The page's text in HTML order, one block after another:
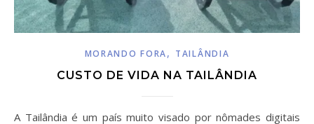
MORANDO FORA, TAILÂNDIA
CUSTO DE VIDA NA TAILÂNDIA
A Tailândia é um país muito visado por nômades digitais